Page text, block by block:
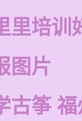
里培训
图片
古筝